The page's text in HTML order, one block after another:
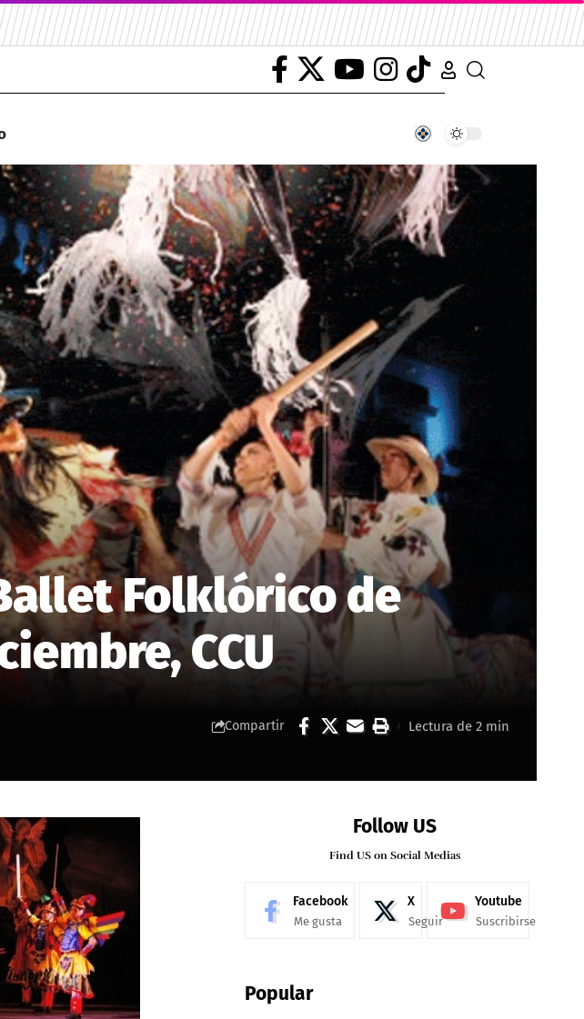
Folklórico de
CCU
Compartir Lectura de 2 min
Follow US
Find US on Social Medias
Facebook
Me gusta
X
Seguir
Youtube
Suscribirse
Popular